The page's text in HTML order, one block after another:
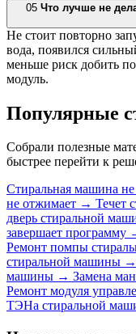
05 Что лучше не
Не стоит повторно
вода, появился
меньше риск добить
модуль.
Популярные
Собрали полезные
быстрее перейти к
Стиральная машина не
не отжимает → Течет
дверь стиральной
завершает программу
Ремонт помпы
стиральной машины →
машины → Замена
Ремонт модуля
ТЭНа стиральной